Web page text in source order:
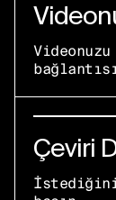
Çeviri